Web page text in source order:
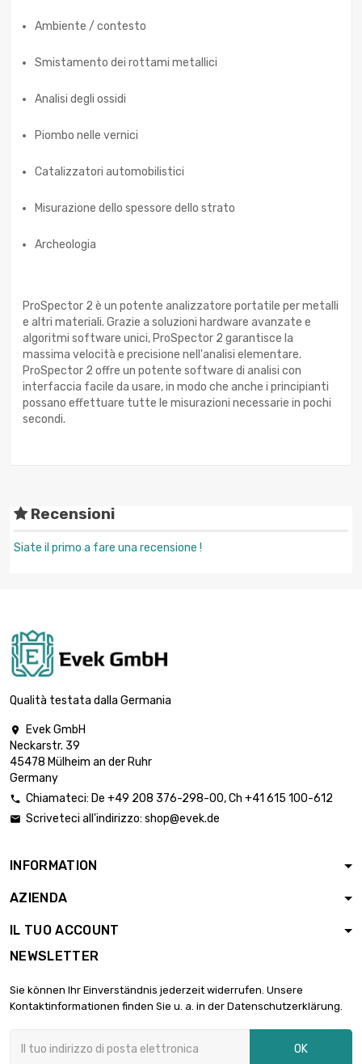
Ambiente / contesto
Smistamento dei rottami metallici
Analisi degli ossidi
Piombo nelle vernici
Catalizzatori automobilistici
Misurazione dello spessore dello strato
Archeologia
ProSpector 2 è un potente analizzatore portatile per metalli
e altri materiali. Grazie a soluzioni hardware avanzate e
algoritmi software unici, ProSpector 2 garantisce la
massima velocità e precisione nell'analisi elementare.
ProSpector 2 offre un potente software di analisi con
interfaccia facile da usare, in modo che anche i principianti
possano effettuare tutte le misurazioni necessarie in pochi
secondi.
Recensioni
Siate il primo a fare una recensione !
Qualità testata dalla Germania

Evek GmbH
Neckarstr. 39
45478 Mülheim an der Ruhr
Germany
 Chiamateci: De +49 208 376-298-00, Ch +41 615 100-612
 Scriveteci all'indirizzo: shop@evek.de
INFORMATION
AZIENDA
IL TUO ACCOUNT
NEWSLETTER
Sie können Ihr Einverständnis jederzeit widerrufen. Unsere
Kontaktinformationen finden Sie u. a. in der Datenschutzerklärung.
OK